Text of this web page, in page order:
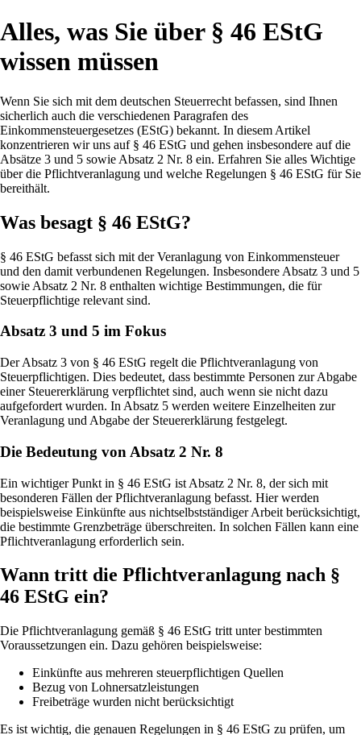
Alles, was Sie über § 46 EStG
wissen müssen
Wenn Sie sich mit dem deutschen Steuerrecht befassen, sind Ihnen
sicherlich auch die verschiedenen Paragrafen des
Einkommensteuergesetzes (EStG) bekannt. In diesem Artikel
konzentrieren wir uns auf § 46 EStG und gehen insbesondere auf die
Absätze 3 und 5 sowie Absatz 2 Nr. 8 ein. Erfahren Sie alles Wichtige
über die Pflichtveranlagung und welche Regelungen § 46 EStG für Sie
bereithält.
Was besagt § 46 EStG?
§ 46 EStG befasst sich mit der Veranlagung von Einkommensteuer
und den damit verbundenen Regelungen. Insbesondere Absatz 3 und 5
sowie Absatz 2 Nr. 8 enthalten wichtige Bestimmungen, die für
Steuerpflichtige relevant sind.
Absatz 3 und 5 im Fokus
Der Absatz 3 von § 46 EStG regelt die Pflichtveranlagung von
Steuerpflichtigen. Dies bedeutet, dass bestimmte Personen zur Abgabe
einer Steuererklärung verpflichtet sind, auch wenn sie nicht dazu
aufgefordert wurden. In Absatz 5 werden weitere Einzelheiten zur
Veranlagung und Abgabe der Steuererklärung festgelegt.
Die Bedeutung von Absatz 2 Nr. 8
Ein wichtiger Punkt in § 46 EStG ist Absatz 2 Nr. 8, der sich mit
besonderen Fällen der Pflichtveranlagung befasst. Hier werden
beispielsweise Einkünfte aus nichtselbstständiger Arbeit berücksichtigt,
die bestimmte Grenzbeträge überschreiten. In solchen Fällen kann eine
Pflichtveranlagung erforderlich sein.
Wann tritt die Pflichtveranlagung nach §
46 EStG ein?
Die Pflichtveranlagung gemäß § 46 EStG tritt unter bestimmten
Voraussetzungen ein. Dazu gehören beispielsweise:
Einkünfte aus mehreren steuerpflichtigen Quellen
Bezug von Lohnersatzleistungen
Freibeträge wurden nicht berücksichtigt
Es ist wichtig, die genauen Regelungen in § 46 EStG zu prüfen, um